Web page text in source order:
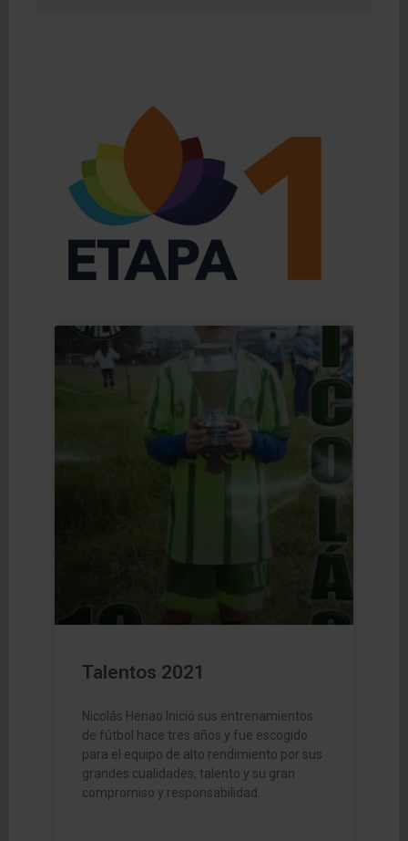
Talentos 2021
Nicolás Henao Inició sus entrenamientos
de fútbol hace tres años y fue escogido
para el equipo de alto rendimiento por sus
grandes cualidades, talento y su gran
compromiso y responsabilidad.